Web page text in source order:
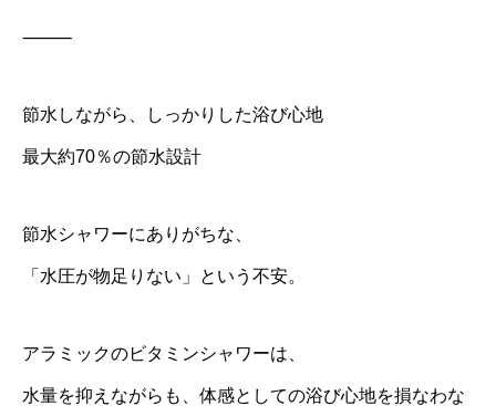
⸻
節水しながら、しっかりした浴び心地
最大約70％の節水設計
節水シャワーにありがちな、
「水圧が物足りない」という不安。
アラミックのビタミンシャワーは、
水量を抑えながらも、体感としての浴び心地を損なわな